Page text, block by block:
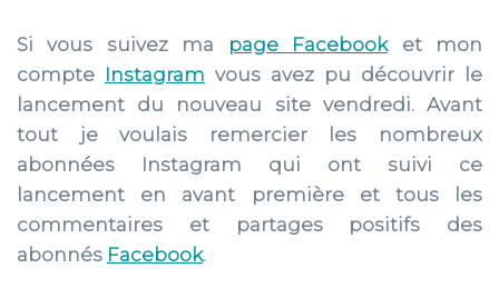
Si vous suivez ma page Facebooket mon
compte Instagram vous avez pu découvrir le
lancement du nouveau site vendredi. Avant
tout je voulais remercier les nombreux
abonnées Instagram qui ont suivi ce
lancement en avant première et tous les
commentaires et partages positifs des
abonnés Facebook.